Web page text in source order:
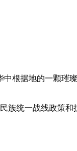
根据地的一颗
族统一战线政